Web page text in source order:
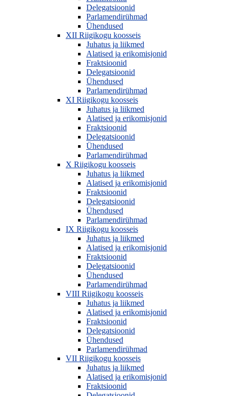
Delegatsioonid
Parlamendirühmad
Ühendused
XII Riigikogu koosseis
Juhatus ja liikmed
Alatised ja erikomisjonid
Fraktsioonid
Delegatsioonid
Ühendused
Parlamendirühmad
XI Riigikogu koosseis
Juhatus ja liikmed
Alatised ja erikomisjonid
Fraktsioonid
Delegatsioonid
Ühendused
Parlamendirühmad
X Riigikogu koosseis
Juhatus ja liikmed
Alatised ja erikomisjonid
Fraktsioonid
Delegatsioonid
Ühendused
Parlamendirühmad
IX Riigikogu koosseis
Juhatus ja liikmed
Alatised ja erikomisjonid
Fraktsioonid
Delegatsioonid
Ühendused
Parlamendirühmad
VIII Riigikogu koosseis
Juhatus ja liikmed
Alatised ja erikomisjonid
Fraktsioonid
Delegatsioonid
Ühendused
Parlamendirühmad
VII Riigikogu koosseis
Juhatus ja liikmed
Alatised ja erikomisjonid
Fraktsioonid